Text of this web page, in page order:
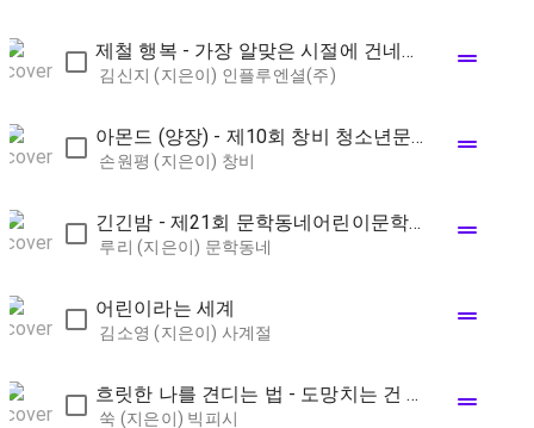
제철 행복 - 가장 알맞은 시절에 건네는 스물네 번의 다정한 안부
김신지 (지은이) 인플루엔셜(주) drag_handle
아몬드 (양장) - 제10회 창비 청소년문학상 수상작
손원평 (지은이) 창비 drag_handle
긴긴밤 - 제21회 문학동네어린이문학상 대상 수상작
루리 (지은이) 문학동네 drag_handle
어린이라는 세계
김소영 (지은이) 사계절 drag_handle
흐릿한 나를 견디는 법 - 도망치는 건 새로운 세계를 발견하는 일일 테니
쑥 (지은이) 빅피시 drag_handle